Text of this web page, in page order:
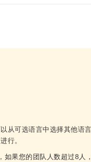
从可选语言中选择其他语
行。
如果您的团队人数超过8人